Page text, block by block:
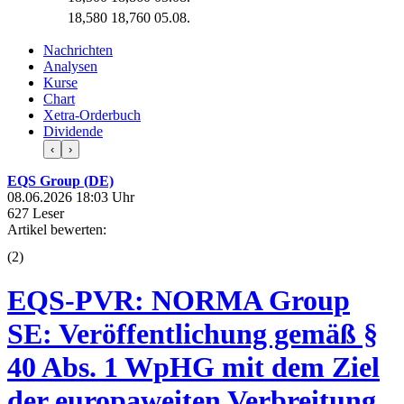
18,580 18,760 05.08.
Nachrichten
Analysen
Kurse
Chart
Xetra-Orderbuch
Dividende
‹ ›
EQS Group (DE)
08.06.2026 18:03 Uhr
627 Leser
Artikel bewerten:
(2)
EQS-PVR: NORMA Group
SE: Veröffentlichung gemäß §
40 Abs. 1 WpHG mit dem Ziel